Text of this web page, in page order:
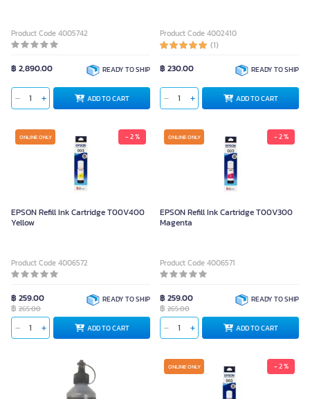
Product Code 4005742
฿ 2,890.00 READY TO SHIP
ADD TO CART
Product Code 4002410
(1)
฿ 230.00
READY TO SHIP
ADD TO CART
ONLINE ONLY - 2 %
EPSON Refill Ink Cartridge T00V400
Yellow
Product Code 4006572
฿ 259.00
฿ 265.00
READY TO SHIP
ADD TO CART
ONLINE ONLY - 2 %
EPSON Refill Ink Cartridge T00V300
Magenta
Product Code 4006571
฿ 259.00
฿ 265.00
READY TO SHIP
ADD TO CART
ONLINE ONLY - 2 %